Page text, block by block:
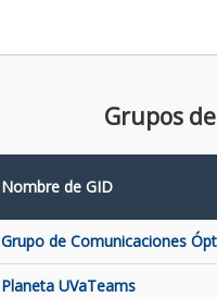
Grupos
Nombre de GID
Grupo de Comunicaciones
Planeta UVaTeams